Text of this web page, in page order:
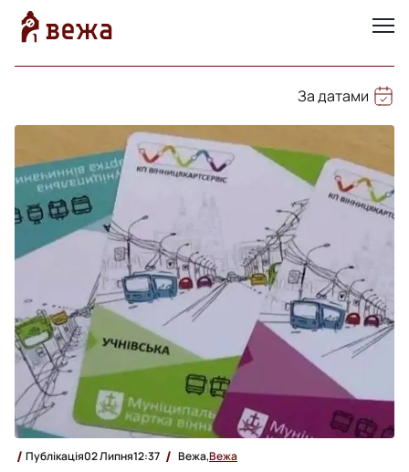
За датами
Публікація02 Липня12:37 Вежа,Вежа